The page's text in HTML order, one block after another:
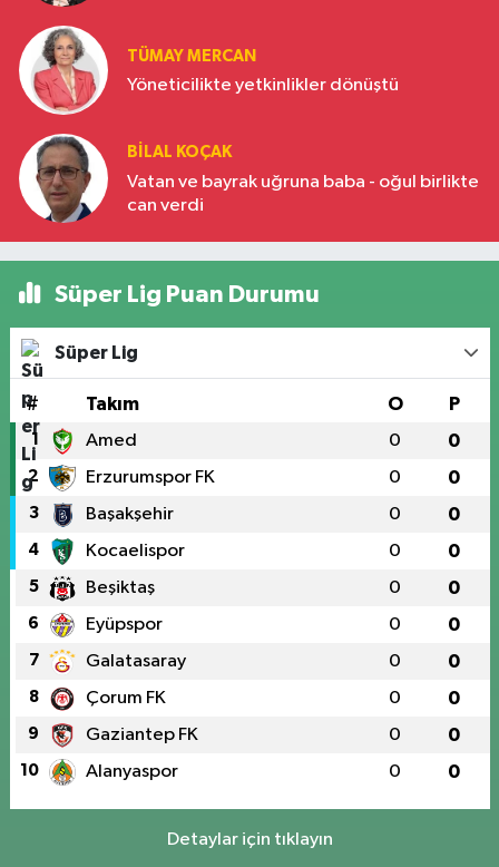
TÜMAY MERCAN
Yöneticilikte yetkinlikler dönüştü
BILAL KOÇAK
Vatan ve bayrak uğruna baba - oğul birlikte
can verdi
Süper Lig Puan Durumu
Süper Lig
# Takım O P
1 Amed 0 0
2 Erzurumspor FK 0 0
3 Başakşehir 0 0
4 Kocaelispor 0 0
5 Beşiktaş 0 0
6 Eyüpspor 0 0
7 Galatasaray 0 0
8 Çorum FK 0 0
9 Gaziantep FK 0 0
10 Alanyaspor 0 0
Detaylar için tıklayın